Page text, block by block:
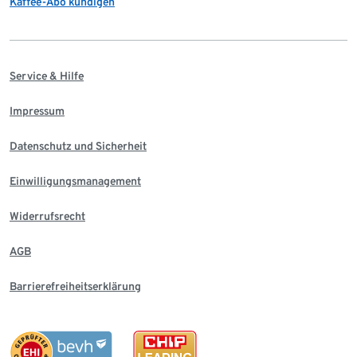
Service & Hilfe
Impressum
Datenschutz und Sicherheit
Einwilligungsmanagement
Widerrufsrecht
AGB
Barrierefreiheitserklärung